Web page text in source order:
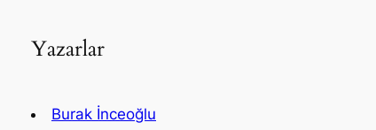
Yazarlar
Burak İnceoğlu